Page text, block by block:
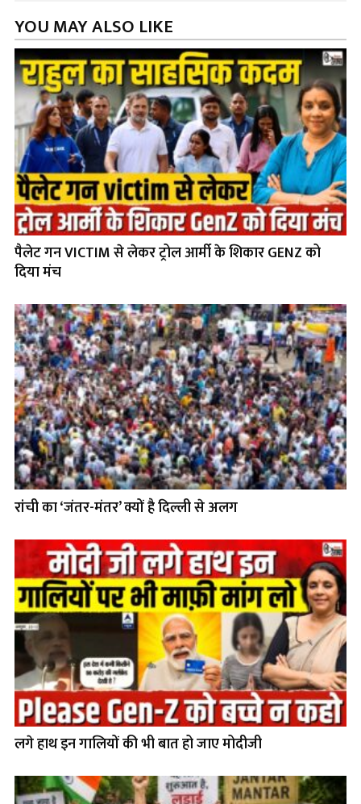
YOU MAY ALSO LIKE
पैलेट गन VICTIM से लेकर ट्रोल आर्मी के शिकार GENZ को
दिया मंच
रांची का ‘जंतर-मंतर’ क्यों है दिल्ली से अलग
लगे हाथ इन गालियों की भी बात हो जाए मोदीजी